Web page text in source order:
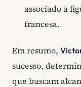
associado a
francesa.
Em resumo,
sucesso,
que buscam